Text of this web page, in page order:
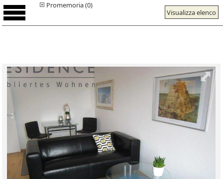
Visualizza elenco
Promemoria (0)